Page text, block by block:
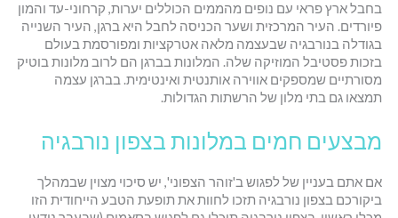
בחבל ארץ פראי עם נופים מהממים הכוללים יערות, קרחוני-עד והמון
פיורדים. העיר המרכזית ושער הכניסה לחבל היא ברגן, העיר השנייה
בגודלה בנורבגיה שבעצמה מלאה אטרקציות ומפורסמת בעולם
בזכות פסטיבל המוזיקה שלה. המלונות בברגן הם לרוב מלונות בוטיק
מסורתיים שמספקים אווירה אותנטית ואינטימית. בברגן עצמה
תמצאו גם בתי מלון של הרשתות הגדולות.
מבצעים חמים במלונות בצפון נורבגיה
אם אתם בעניין של לפגוש ב'זוהר הצפוני', יש סיכוי מצוין שבמהלך
ביקורכם בצפון נורבגיה תזכו לחוות את תופעת הטבע הייחודית הזו